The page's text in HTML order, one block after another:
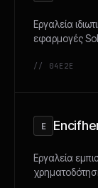
Εργαλεία
εφαρμογές
// 04 E2E
E
Εργαλεία